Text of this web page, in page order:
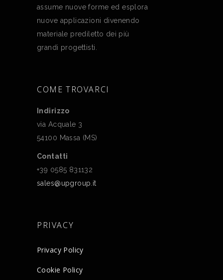
assume nuove forme ed esplora
nuove applicazioni divenendo
materiale prediletto dei più
grandi progettisti.
COME TROVARCI
Indirizzo
via Acquale 3
54100 Massa (MS)
Contatti
+39 0585 831132
sales@upgroup.it
PRIVACY
Privacy Policy
Cookie Policy